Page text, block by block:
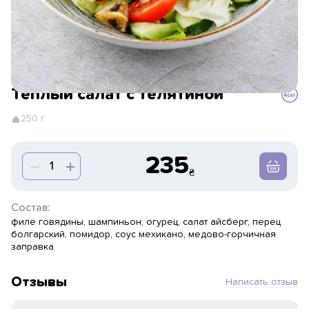
Теплый салат с телятиной
250 г
235
Состав:
филе говядины, шампиньон, огурец, салат айсберг, перец
болгарский, помидор, соус мехикано, медово-горчичная
заправка
Отзывы Написать отзыв